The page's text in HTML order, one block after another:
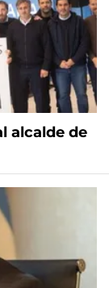
alcalde de